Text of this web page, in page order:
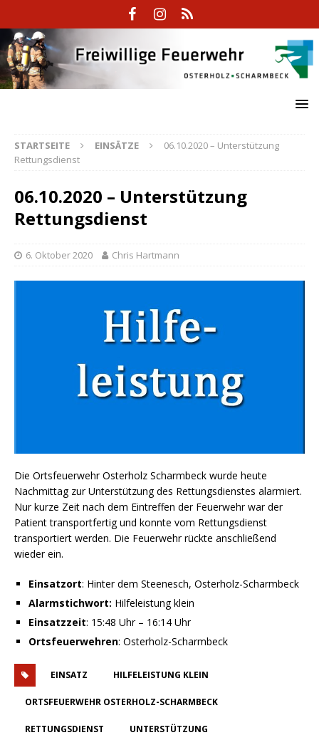
STARTSEITE EINSÄTZE
06.10.2020 – Unterstützung
Rettungsdienst
06.10.2020 – Unterstützung
Rettungsdienst
6. Oktober 2020 Chris Hartmann
Die Ortsfeuerwehr Osterholz Scharmbeck wurde heute
Nachmittag zur Unterstützung des Rettungsdienstes alarmiert.
Nur kurze Zeit nach dem Eintreffen der Feuerwehr war der
Patient transportfertig und konnte vom Rettungsdienst
transportiert werden. Die Feuerwehr rückte anschließend
wieder ein.
Einsatzort: Hinter dem Steenesch, Osterholz-Scharmbeck
Alarmstichwort: Hilfeleistung klein
Einsatzzeit: 15:48 Uhr – 16:14 Uhr
Ortsfeuerwehren: Osterholz-Scharmbeck
EINSATZ HILFELEISTUNG KLEIN
ORTSFEUERWEHR OSTERHOLZ-SCHARMBECK
RETTUNGSDIENST UNTERSTÜTZUNG